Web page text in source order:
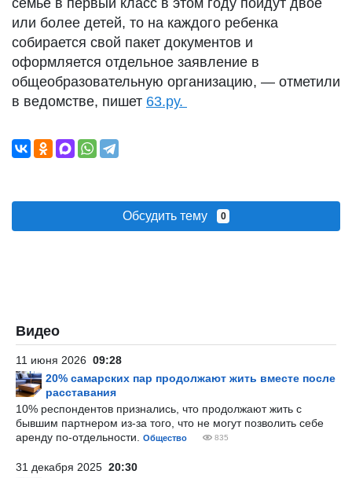
семье в первый класс в этом году пойдут двое
или более детей, то на каждого ребенка
собирается свой пакет документов и
оформляется отдельное заявление в
общеобразовательную организацию, — отметили
в ведомстве, пишет 63.ру.
Обсудить тему 0
Видео
11 июня 2026 09:28
20% самарских пар продолжают жить вместе после
расставания
10% респондентов признались, что продолжают жить с
бывшим партнером из-за того, что не могут позволить себе
аренду по-отдельности.
Общество 835
31 декабря 2025 20:30